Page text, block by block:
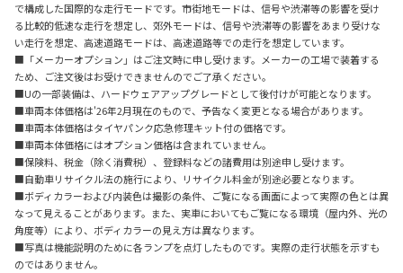
で構成した国際的な走行モードです。市街地モードは、信号や渋滞等の影響を受け
る比較的低速な走行を想定し、郊外モードは、信号や渋滞等の影響をあまり受けな
い走行を想定、高速道路モードは、高速道路等での走行を想定しています。
■「メーカーオプション」はご注文時に申し受けます。メーカーの工場で装着する
ため、ご注文後はお受けできませんのでご了承ください。
■Uの一部装備は、ハードウェアアップグレードとして後付けが可能となります。
■車両本体価格は'26年2月現在のもので、予告なく変更となる場合があります。
■車両本体価格はタイヤパンク応急修理キット付の価格です。
■車両本体価格にはオプション価格は含まれていません。
■保険料、税金（除く消費税）、登録料などの諸費用は別途申し受けます。
■自動車リサイクル法の施行により、リサイクル料金が別途必要となります。
■ボディカラーおよび内装色は撮影の条件、ご覧になる画面によって実際の色とは異
なって見えることがあります。また、実車においてもご覧になる環境（屋内外、光の
角度等）により、ボディカラーの見え方は異なります。
■写真は機能説明のために各ランプを点灯したものです。実際の走行状態を示すも
のではありません。